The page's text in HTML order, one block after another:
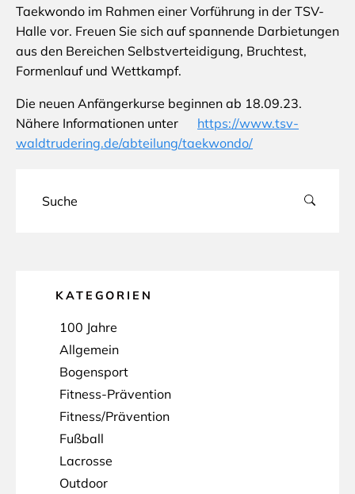
Taekwondo im Rahmen einer Vorführung in der TSV-
Halle vor. Freuen Sie sich auf spannende Darbietungen
aus den Bereichen Selbstverteidigung, Bruchtest,
Formenlauf und Wettkampf.
Die neuen Anfängerkurse beginnen ab 18.09.23.
Nähere Informationen unter
https://www.tsv-
waldtrudering.de/abteilung/taekwondo/
KATEGORIEN
100 Jahre
Allgemein
Bogensport
Fitness-Prävention
Fitness/Prävention
Fußball
Lacrosse
Outdoor